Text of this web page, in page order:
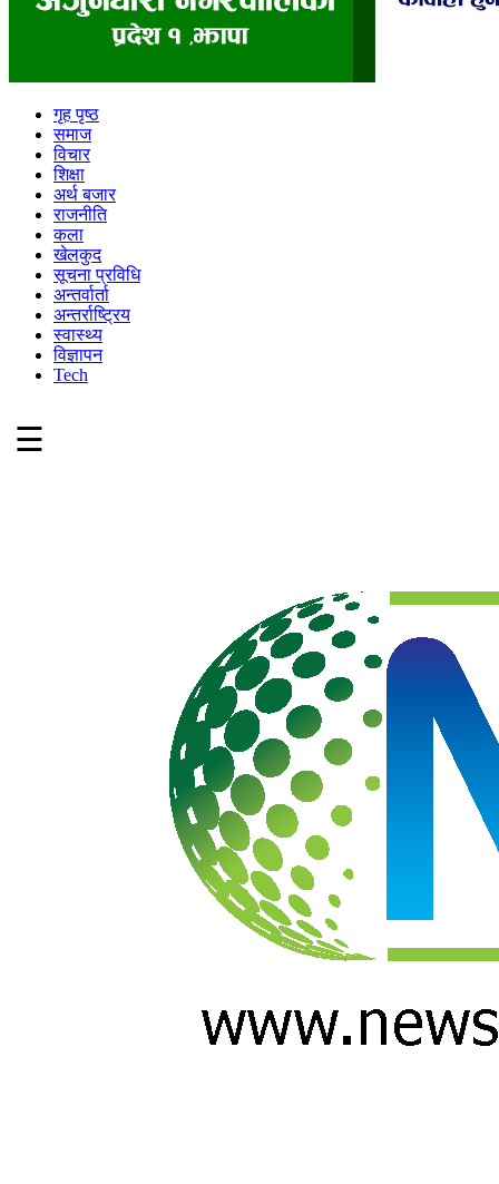
गृह पृष्ठ
समाज
विचार
शिक्षा
अर्थ बजार
राजनीति
कला
खेलकुद
सूचना प्रविधि
अन्तर्वार्ता
अन्तर्राष्ट्रिय
स्वास्थ्य
विज्ञापन
Tech
☰